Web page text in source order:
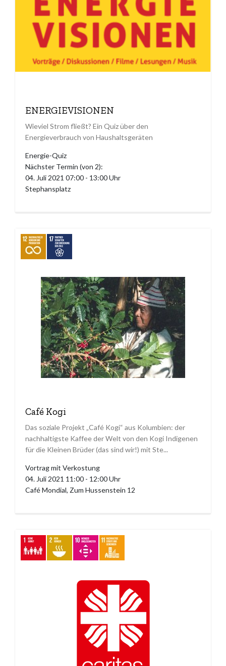
ENERGIEVISIONEN
Wieviel Strom fließt? Ein Quiz über den
Energieverbrauch von Haushaltsgeräten
Energie-Quiz
Nächster Termin (von 2):
04. Juli 2021 07:00 - 13:00 Uhr
Stephansplatz
Café Kogi
Das soziale Projekt „Café Kogi“ aus Kolumbien: der
nachhaltigste Kaffee der Welt von den Kogi Indigenen
für die Kleinen Brüder (das sind wir!) mit Ste...
Vortrag mit Verkostung
04. Juli 2021 11:00 - 12:00 Uhr
Café Mondial, Zum Hussenstein 12